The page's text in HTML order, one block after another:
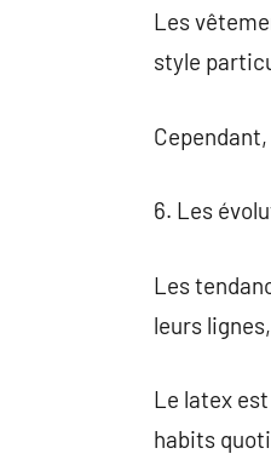
Les
style
6. Les
Les
leurs
Le latex
habits